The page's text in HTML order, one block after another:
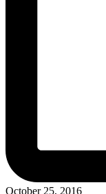
October 25, 2016